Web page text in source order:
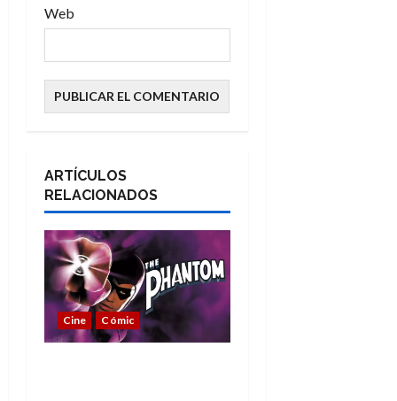
Web
ARTÍCULOS
RELACIONADOS
Cine Cómic